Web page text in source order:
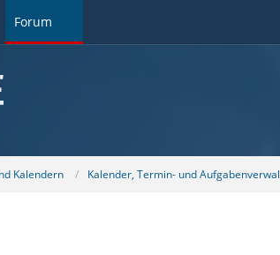
Forum
Kalendern Kalender, Termin- und